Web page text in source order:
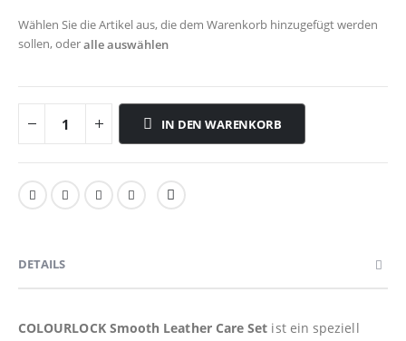
Wählen Sie die Artikel aus, die dem Warenkorb hinzugefügt werden
sollen, oderalle auswählen
IN DEN WARENKORB
DETAILS
COLOURLOCK Smooth Leather Care Set ist ein speziell